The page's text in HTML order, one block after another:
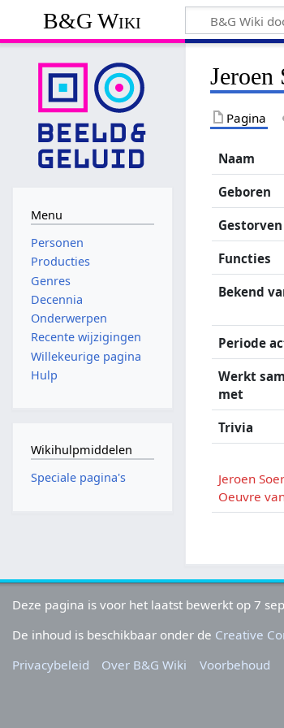
B&G Wiki
Jeroen
Pagina
Naam
Geboren
Gestorven
Functies
Bekend
Periode
Werkt
met
Trivia
Jeroen
Oeuvre
Menu
Personen
Producties
Genres
Decennia
Onderwerpen
Recente wijzigingen
Willekeurige pagina
Hulp
Wikihulpmiddelen
Speciale pagina's
Deze pagina is voor het laatst bewerkt op 7
De inhoud is beschikbaar onder de Creative
Privacybeleid
Over B&G Wiki Voorbehoud